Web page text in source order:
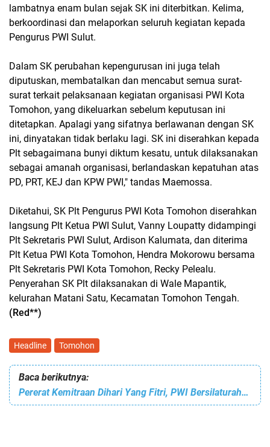
lambatnya enam bulan sejak SK ini diterbitkan. Kelima,
berkoordinasi dan melaporkan seluruh kegiatan kepada
Pengurus PWI Sulut.
Dalam SK perubahan kepengurusan ini juga telah
diputuskan, membatalkan dan mencabut semua surat-
surat terkait pelaksanaan kegiatan organisasi PWI Kota
Tomohon, yang dikeluarkan sebelum keputusan ini
ditetapkan. Apalagi yang sifatnya berlawanan dengan SK
ini, dinyatakan tidak berlaku lagi. SK ini diserahkan kepada
Plt sebagaimana bunyi diktum kesatu, untuk dilaksanakan
sebagai amanah organisasi, berlandaskan kepatuhan atas
PD, PRT, KEJ dan KPW PWI," tandas Maemossa.
Diketahui, SK Plt Pengurus PWI Kota Tomohon diserahkan
langsung Plt Ketua PWI Sulut, Vanny Loupatty didampingi
Plt Sekretaris PWI Sulut, Ardison Kalumata, dan diterima
Plt Ketua PWI Kota Tomohon, Hendra Mokorowu bersama
Plt Sekretaris PWI Kota Tomohon, Recky Pelealu.
Penyerahan SK Plt dilaksanakan di Wale Mapantik,
kelurahan Matani Satu, Kecamatan Tomohon Tengah.
(Red**)
Headline Tomohon
Baca berikutnya:
Pererat Kemitraan Dihari Yang Fitri, PWI Bersilaturahmi Bersama Kapolres Tomohon